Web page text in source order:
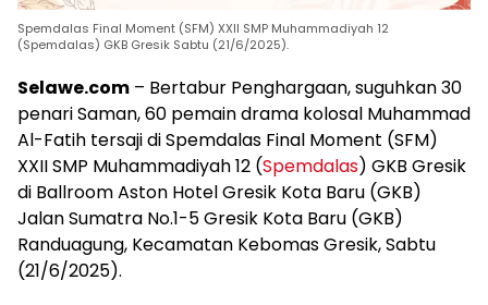
Spemdalas Final Moment (SFM) XXII SMP Muhammadiyah 12
(Spemdalas) GKB Gresik Sabtu (21/6/2025).
Selawe.com – Bertabur Penghargaan, suguhkan 30
penari Saman, 60 pemain drama kolosal Muhammad
Al-Fatih tersaji di Spemdalas Final Moment (SFM)
XXII SMP Muhammadiyah 12 (Spemdalas) GKB Gresik
di Ballroom Aston Hotel Gresik Kota Baru (GKB)
Jalan Sumatra No.1-5 Gresik Kota Baru (GKB)
Randuagung, Kecamatan Kebomas Gresik, Sabtu
(21/6/2025).